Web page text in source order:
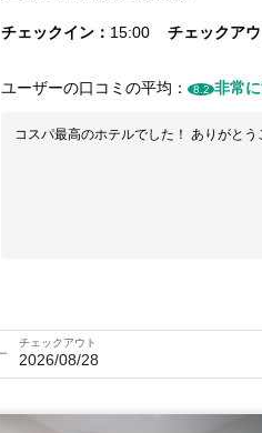
チェックイン 15:00 チェックアウ
ユーザーの口コミの平均： 8.2 非常
コスパ最高のホテルでした！ ありがとう
チェックアウト
2026/08/28